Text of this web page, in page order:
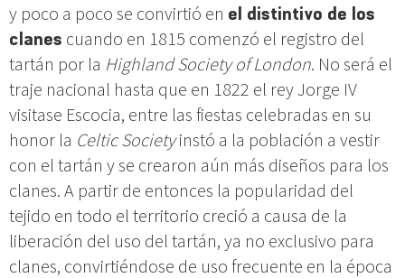
y poco a poco se convirtió en el distintivo de los
clanes cuando en 1815 comenzó el registro del
tartán por la Highland Society of London. No será el
traje nacional hasta que en 1822 el rey Jorge IV
visitase Escocia, entre las fiestas celebradas en su
honor la Celtic Societyinstó a la población a vestir
con el tartán y se crearon aún más diseños para los
clanes. A partir de entonces la popularidad del
tejido en todo el territorio creció a causa de la
liberación del uso del tartán, ya no exclusivo para
clanes, convirtiéndose de uso frecuente en la época